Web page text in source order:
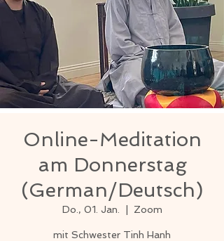
Online-Meditation
am Donnerstag
(German/Deutsch)
Do., 01. Jan. Zoom
mit Schwester Tinh Hanh